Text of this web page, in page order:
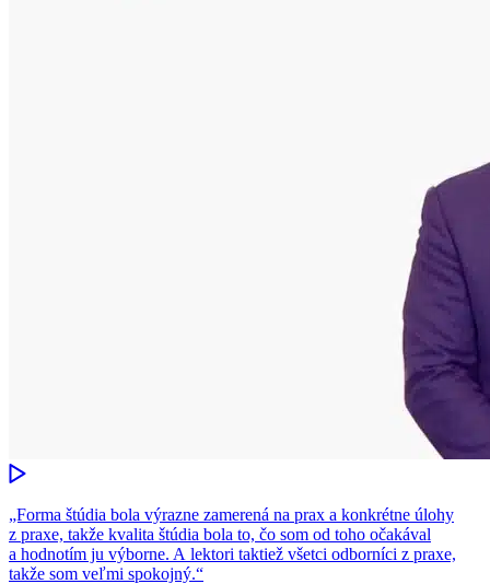
„Forma štúdia bola výrazne zamerená na prax a konkrétne úlohy
z praxe, takže kvalita štúdia bola to, čo som od toho očakával
a hodnotím ju výborne. A lektori taktiež všetci odborníci z praxe,
takže som veľmi spokojný.“